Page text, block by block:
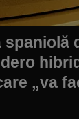
spaniolă
„va